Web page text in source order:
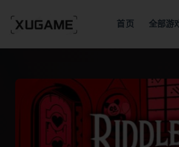
首页 全部游